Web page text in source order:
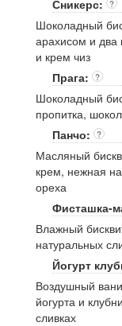
Сникерс:
?
Шоколадный
арахисом и два
и крем чиз
Прага:
?
Шоколадный
пропитка,
Панчо:
?
Масляный
крем, нежная
ореха
Фисташка-
Влажный
натуральных
Йогурт
Воздушный
йогурта и
сливках